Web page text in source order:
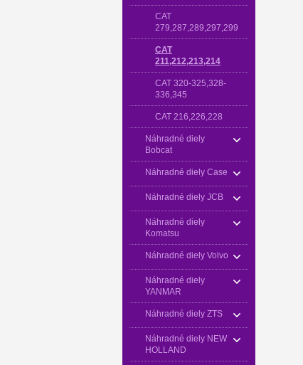
CAT
279,287,289,297,299
CAT
211,212,213,214
CAT 320-325,328-
336,345
CAT 216,226,228
Náhradné diely
Bobcat
Náhradné diely Case
Náhradné diely JCB
Náhradné diely
Komatsu
Náhradné diely Volvo
Náhradné diely
YANMAR
Náhradné diely ZTS
Náhradné diely NEW
HOLLAND